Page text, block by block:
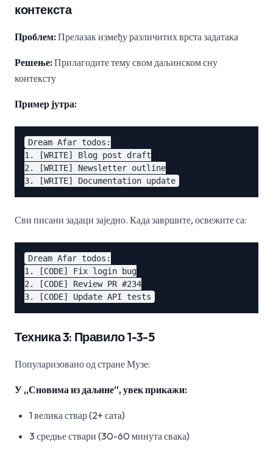
контекста
Проблем:Прелазак између различитих врста задатака
Решење:Прилагодите тему свом даљинском сну
контексту
Пример јутра:
Dream Afar todos:
1. [WRITE] Blog post draft
2. [WRITE] Newsletter outline
Сви писани задаци заједно. Када завршите, освежите са:
Dream Afar todos:
1. [CODE] Fix login bug
2. [CODE] Review PR #234
Техника 3: Правило 1-3-5
Популаризовано од стране Музе:
У „Сновима из даљине“, увек прикажи:
1 велика ствар (2+ сата)
3 средње ствари (30-60 минута свака)